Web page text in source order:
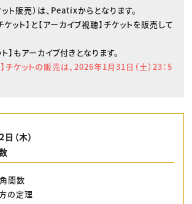
ト販売）は、Peatixからとなります。
ット】と【アーカイブ視聴】チケットを販売して
】もアーカイブ付きとなります。
チケットの販売は、2026年1月31日（土）23：5
（木）
関数
の定理